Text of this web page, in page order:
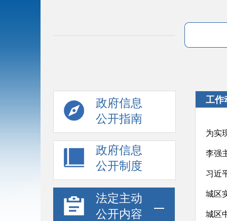
政府信息
公开指南
政府信息
公开制度
法定主动
公开内容
工作
习近
城区
城区